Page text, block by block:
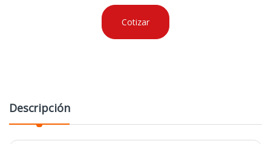
Cotizar
Descripción